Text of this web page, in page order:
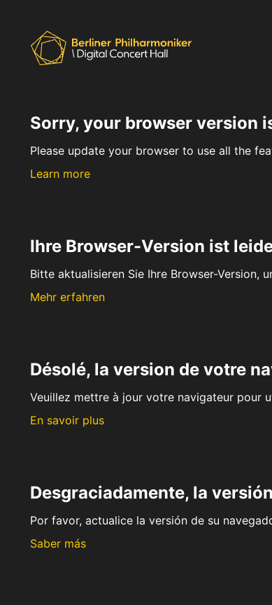
Sorry, your browser version
Please update your browser to use all the
Learn more
Ihre Browser-Version ist
Bitte aktualisieren Sie Ihre Browser-Version,
Mehr erfahren
Désolé, la version de votre
Veuillez mettre à jour votre navigateur pour
En savoir plus
Desgraciadamente, la
Por favor, actualice la versión de su
Saber más